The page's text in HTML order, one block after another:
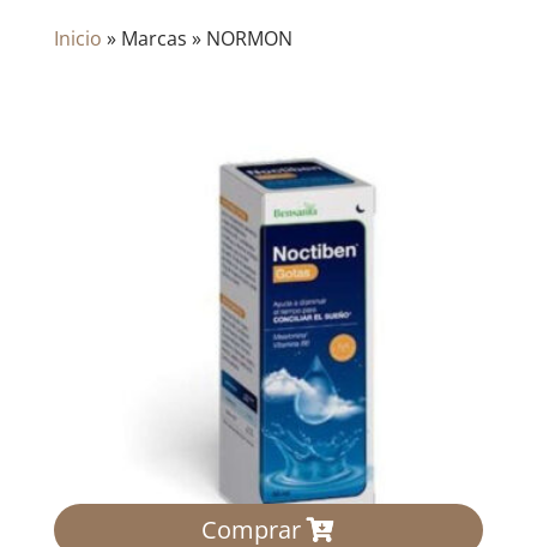
Inicio » Marcas » NORMON
Comprar